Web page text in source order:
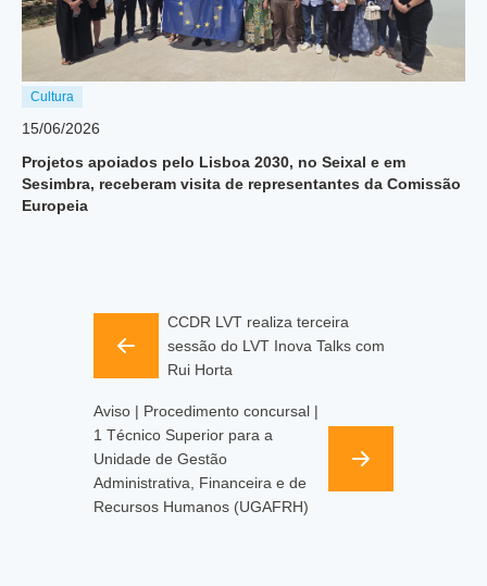
Cultura
15/06/2026
Projetos apoiados pelo Lisboa 2030, no Seixal e em
Sesimbra, receberam visita de representantes da Comissão
Europeia
CCDR LVT realiza terceira
sessão do LVT Inova Talks com
Rui Horta
Aviso | Procedimento concursal |
1 Técnico Superior para a
Unidade de Gestão
Administrativa, Financeira e de
Recursos Humanos (UGAFRH)